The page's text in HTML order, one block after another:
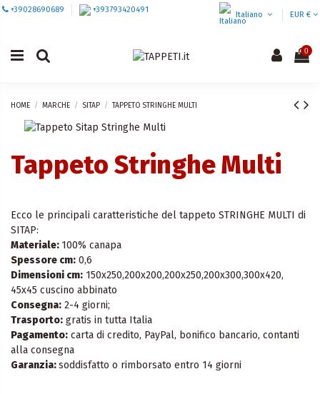
+39028690689 +393793420491
Italiano EUR €
0
HOME MARCHE SITAP TAPPETO STRINGHE MULTI
Tappeto Stringhe Multi
Ecco le principali caratteristiche del tappeto STRINGHE MULTI di
SITAP:
Materiale: 100% canapa
Spessore cm: 0,6
Dimensioni cm: 150x250,200x200,200x250,200x300,300x420,
45x45 cuscino abbinato
Consegna: 2-4 giorni;
Trasporto: gratis in tutta Italia
Pagamento: carta di credito, PayPal, bonifico bancario, contanti
alla consegna
Garanzia:soddisfatto o rimborsato entro 14 giorni